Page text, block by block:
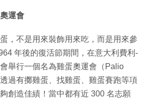
運會
，不是用來裝飾用來吃，而是用來參
年後的復活節期間，在意大利費利-
舉行一個名為雞蛋奧運會（Palio
過有擲雞蛋、找雞蛋、雞蛋賽跑等項
創造佳績！當中都有近 300 名志願